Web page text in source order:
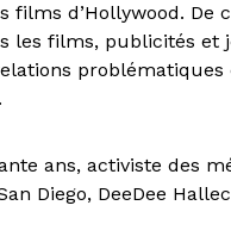
films d’Hollywood. De
les films, publicités et
problématiques
ans, activiste des
Diego, DeeDee